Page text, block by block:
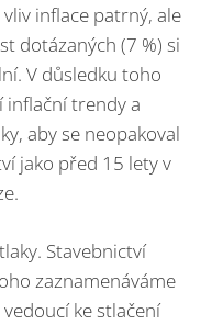
inflace patrný, ale
dotázaných (7 %) si
V důsledku toho
inflační trendy a
aby se neopakoval
jako před 15 lety v
Stavebnictví
zaznamenáváme
ke stlačení